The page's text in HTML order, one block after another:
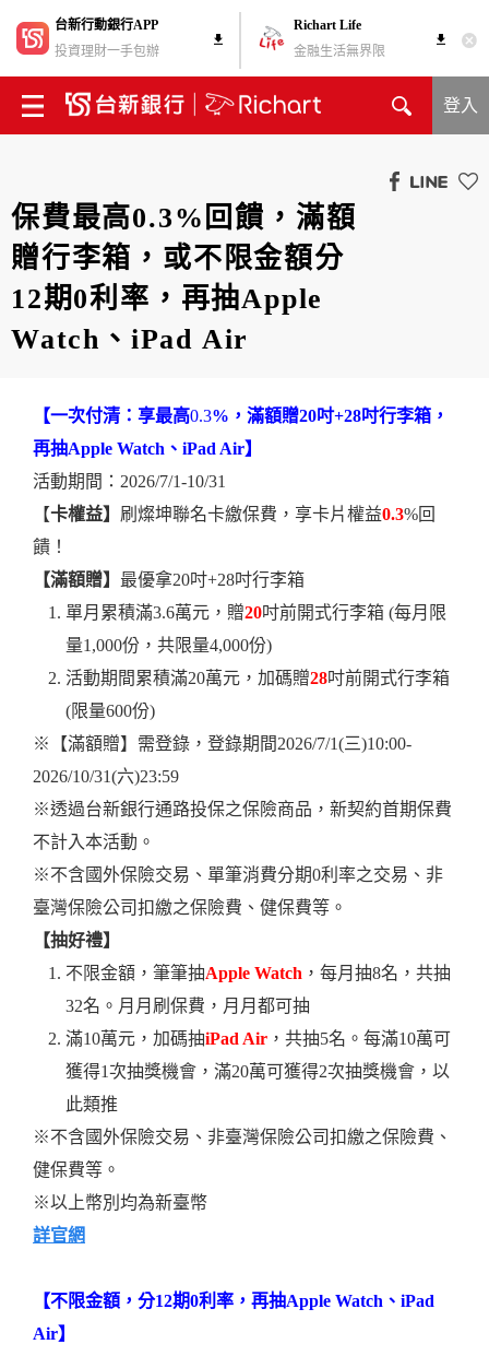
台新行動銀行APP
投資理財一手包辦
Richart Life
金融生活無界限
登入
保費最高0.3%回饋，滿額
贈行李箱，或不限金額分
12期0利率，再抽Apple
Watch、iPad Air
【一次付清：享最高0.3% ，滿額贈20吋+28吋行李箱，
再抽Apple Watch 、 iPad Air】
活動期間：2026/7/1-10/31
【卡權益】 刷燦坤聯名卡繳保費，享卡片權益0.3%回
饋！
【滿額贈】 最優拿20吋+28吋行李箱
單月累積滿3.6萬元，贈20吋前開式行李箱 (每月限
量1,000份，共限量4,000份)
活動期間累積滿20萬元，加碼贈28吋前開式行李箱
(限量600份)
※【滿額贈】需登錄，登錄期間2026/7/1(三)10:00-
2026/10/31(六)23:59
※透過台新銀行通路投保之保險商品，新契約首期保費
不計入本活動。
※不含國外保險交易、單筆消費分期0利率之交易、非
臺灣保險公司扣繳之保險費、健保費等。
【抽好禮】
不限金額，筆筆抽Apple Watch ，每月抽8名，共抽
32名。月月刷保費，月月都可抽
滿10萬元，加碼抽iPad Air ，共抽5名。每滿10萬可
獲得1次抽獎機會，滿20萬可獲得2次抽獎機會，以
此類推
※不含國外保險交易、非臺灣保險公司扣繳之保險費、
健保費等。
※以上幣別均為新臺幣
詳官網
【不限金額，分12期0利率，再抽Apple Watch 、 iPad
Air】